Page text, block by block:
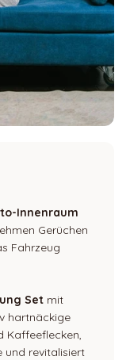
Innenraum
Gerüchen
Fahrzeug
Set mit
hartnäckige
Kaffeeflecken,
und revitalisiert